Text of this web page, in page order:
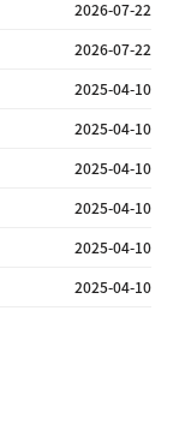
2026-07-22
2026-07-22
2025-04-10
2025-04-10
2025-04-10
2025-04-10
2025-04-10
2025-04-10